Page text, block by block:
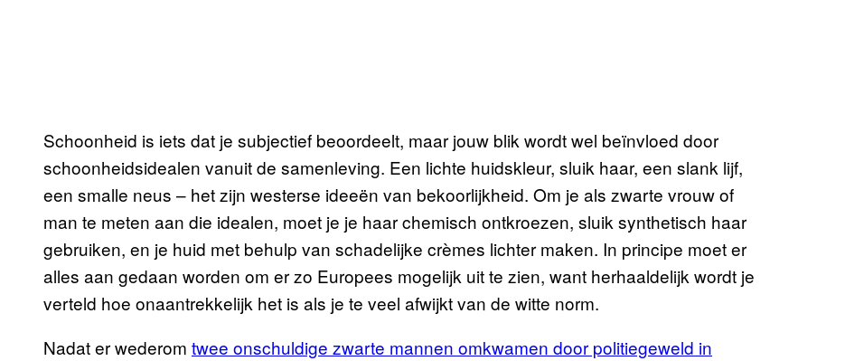
Schoonheid is iets dat je subjectief beoordeelt, maar jouw blik wordt wel beïnvloed door
schoonheidsidealen vanuit de samenleving. Een lichte huidskleur, sluik haar, een slank lijf,
een smalle neus – het zijn westerse ideeën van bekoorlijkheid. Om je als zwarte vrouw of
man te meten aan die idealen, moet je je haar chemisch ontkroezen, sluik synthetisch haar
gebruiken, en je huid met behulp van schadelijke crèmes lichter maken. In principe moet er
alles aan gedaan worden om er zo Europees mogelijk uit te zien, want herhaaldelijk wordt je
verteld hoe onaantrekkelijk het is als je te veel afwijkt van de witte norm.
Nadat er wederom twee onschuldige zwarte mannen omkwamen door politiegeweld in